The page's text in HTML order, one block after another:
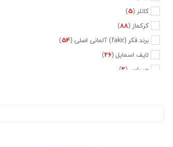
کاتلر (5
)
کرکماز (88
)
برند فکر (fakir) آلمانی اصلی (
54
)
لایف اسمایل (26
)
جیپاس (2
)